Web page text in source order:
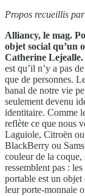
Propos recueillis
Alliancy, le mag.
objet social qu’un
Catherine Lejealle.
est qu’il n’y a pas
que de personnes.
banal de notre vie
seulement devenu
identitaire. Comme
reflète ce que nous
Laguiole, Citroën
BlackBerry ou
couleur de la coque,
ressemblent pas :
portable est un objet
leur porte-monnaie